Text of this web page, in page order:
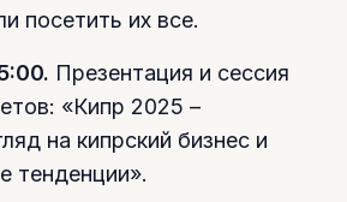
посетить их все.
Презентация и сессия
«Кипр 2025 –
на кипрский бизнес и
тенденции».